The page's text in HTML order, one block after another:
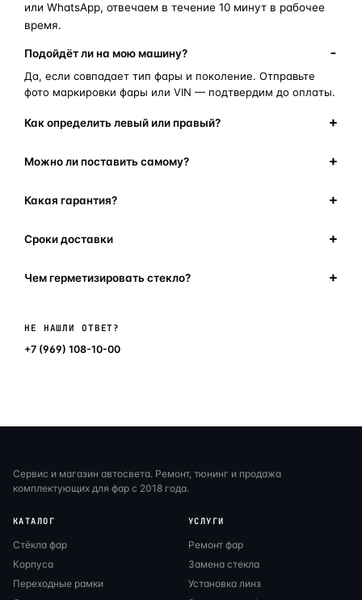
или WhatsApp, отвечаем в течение 10 минут в рабочее
время.
Подойдёт ли на мою машину?
Да, если совпадает тип фары и поколение. Отправьте
фото маркировки фары или VIN — подтвердим до оплаты.
Как определить левый или правый?
Можно ли поставить самому?
Какая гарантия?
Сроки доставки
Чем герметизировать стекло?
НЕ НАШЛИ ОТВЕТ?
+7 (969) 108-10-00
Сервис и магазин автосвета. Ремонт, тюнинг и продажа
комплектующих для фар с 2018 года.
КАТАЛОГ
Стёкла фар
Корпуса
Переходные рамки
УСЛУГИ
Ремонт фар
Замена стекла
Установка линз